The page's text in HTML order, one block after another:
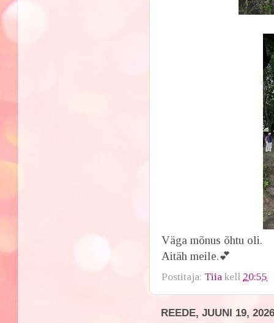
Väga mõnus õhtu oli.
Aitäh meile.💕
Postitaja: Tiia kell 20:55
REEDE, JUUNI 19,